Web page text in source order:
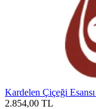
Kardelen Çiçeği
2.854,00 TL